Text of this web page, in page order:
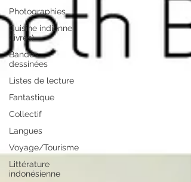
Photographies
Cuisine indienne
(livres)
Bandes
dessinées
Listes de lecture
Fantastique
Collectif
Langues
Voyage/Tourisme
Littérature
indonésienne